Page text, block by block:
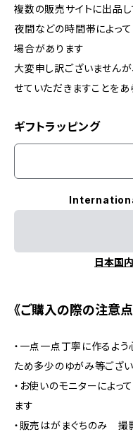
複数の販売サイトに出品し
夜間などの時間帯によっ
場合があります
大変申し訳ございません
せていただきますことを
ギフトラッピング
日本国
《ご購入の際の注意点
・一点一点丁寧に作るよう
ため多少のゆがみ等ござ
・お使いのモニターによ
ます
・販売はがまぐちのみ 撮